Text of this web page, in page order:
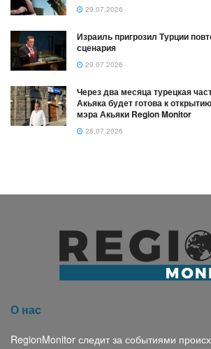
29.07.2026
Израиль пригрозил Турции
сценария
29.07.2026
Через два месяца турецкая
Акьяка будет готова к
мэра Акьяки Region Monitor
28.07.2026
О нас
RegionMonitor следит за событиями